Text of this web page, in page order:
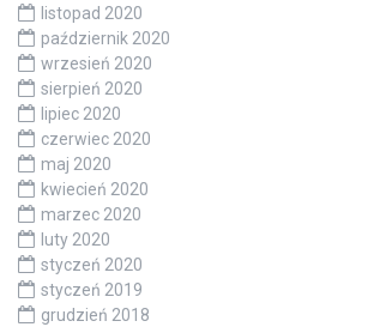
listopad 2020
październik 2020
wrzesień 2020
sierpień 2020
lipiec 2020
czerwiec 2020
maj 2020
kwiecień 2020
marzec 2020
luty 2020
styczeń 2020
styczeń 2019
grudzień 2018